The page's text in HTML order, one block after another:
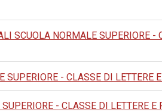
SCUOLA NORMALE SUPERIORE
SUPERIORE - CLASSE DI
- CLASSE DI LETTERE